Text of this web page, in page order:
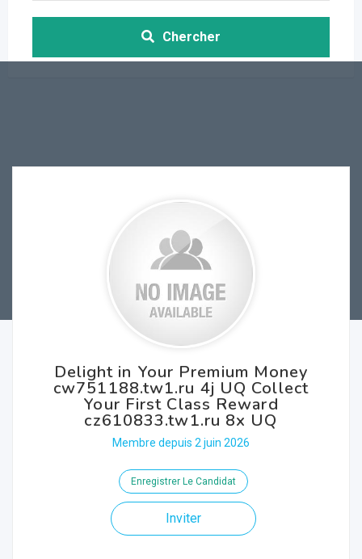
Chercher
Delight in Your Premium Money
cw751188.tw1.ru 4j UQ Collect
Your First Class Reward
cz610833.tw1.ru 8x UQ
Membre depuis 2 juin 2026
Enregistrer Le Candidat
Inviter